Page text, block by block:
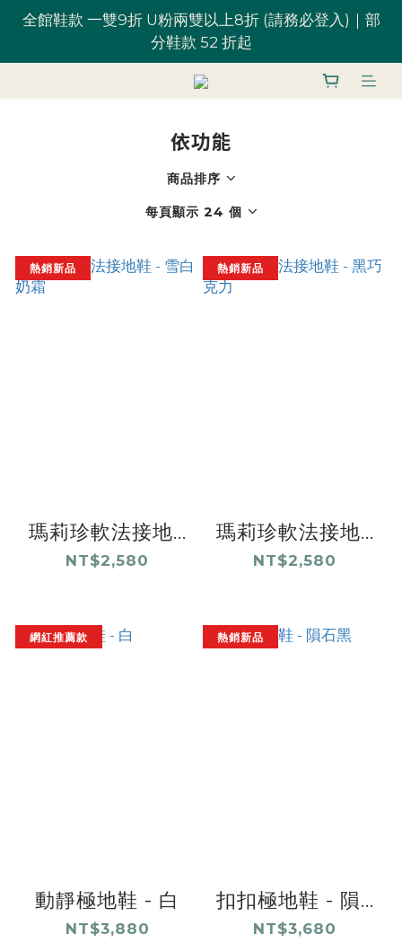
全館鞋款 一雙9折 U粉兩雙以上8折 (請務必登入)｜部
分鞋款 52 折起
全館鞋款 一雙9折 U粉兩雙以上8折 (請務必登入)｜部
分鞋款 52 折起
台灣滿 $1,700 享免運優惠
U粉就是你！加入會員 $200 購物金馬上用~
全館鞋款 一雙9折 U粉兩雙以上8折 (請務必登入)｜部
依功能
商品排序
每頁顯示 24 個
熱銷新品
瑪莉珍軟法接地...
NT$2,580
熱銷新品
瑪莉珍軟法接地...
NT$2,580
網紅推薦款
動靜極地鞋 - 白
NT$3,880
熱銷新品
扣扣極地鞋 - 隕...
NT$3,680